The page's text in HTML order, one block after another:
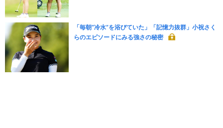
「毎朝“冷水”を浴びていた」「記憶力抜群」小祝さく
らのエピソードにみる強さの秘密